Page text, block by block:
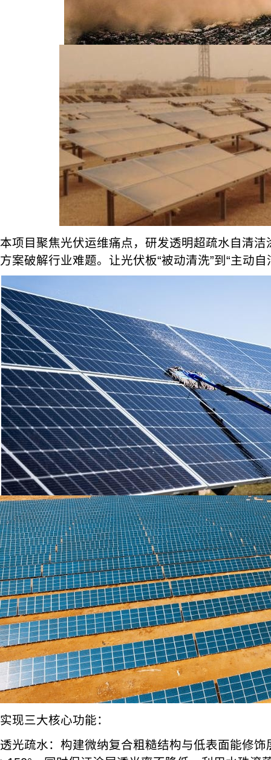
本项目聚焦光伏运维痛点，研发透明超疏水自清
方案破解行业难题。让光伏板“被动清洗”到“主动自
实现三大核心功能：
透光疏水：构建微纳复合粗糙结构与低表面能修饰